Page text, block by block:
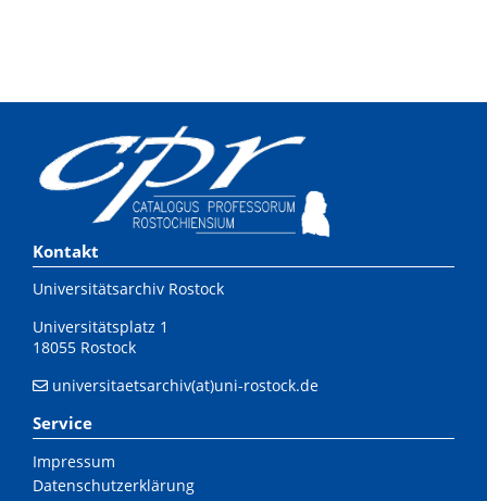
Kontakt
Universitätsarchiv Rostock
Universitätsplatz 1
18055 Rostock
universitaetsarchiv(at)uni-rostock.de
Service
Impressum
Datenschutzerklärung